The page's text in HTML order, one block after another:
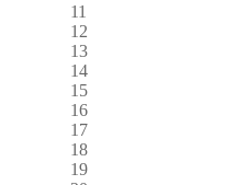
11
12
13
14
15
16
17
18
19